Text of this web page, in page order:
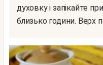
духовку і запікайте
близько години. Верх